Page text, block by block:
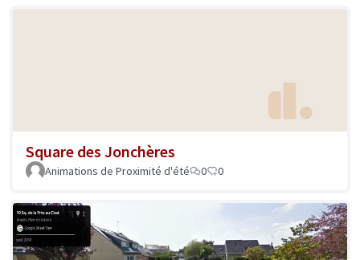
Square des Jonchères
Animations de Proximité d'été 0 0